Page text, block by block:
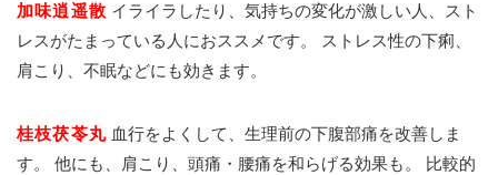
加味逍遥散 イライラしたり、気持ちの変化が激しい人、スト
レスがたまっている人におススメです。 ストレス性の下痢、
肩こり、不眠などにも効きます。
桂枝茯苓丸 血行をよくして、生理前の下腹部痛を改善しま
す。 他にも、肩こり、頭痛・腰痛を和らげる効果も。 比較的